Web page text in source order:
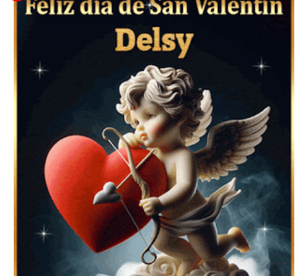
Feliz San Valentín Azucena